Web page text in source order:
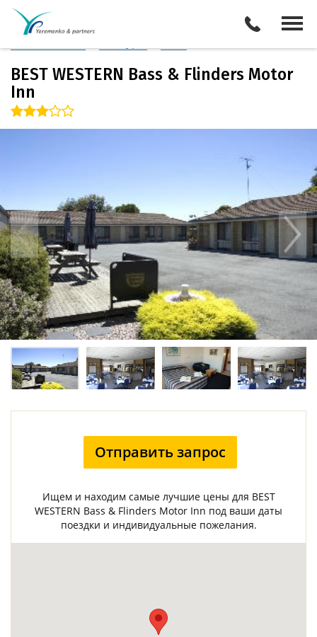
Австралия
Описание отеля
BEST WESTERN Bass & Flinders Motor
Inn
Отправить запрос
Ищем и находим самые лучшие цены для BEST
WESTERN Bass & Flinders Motor Inn под ваши даты
поездки и индивидуальные пожелания.